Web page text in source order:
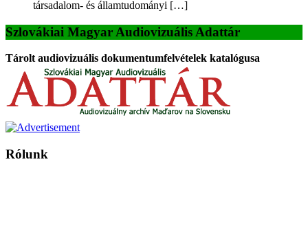
társadalom- és államtudományi […]
Szlovákiai Magyar Audiovizuális Adattár
Tárolt audiovizuális dokumentumfelvételek katalógusa
Rólunk